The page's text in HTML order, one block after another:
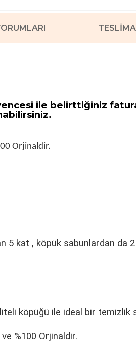
ile belirttiğiniz
Orjinaldir.
5 kat , köpük sabunlardan da
köpüğü ile ideal bir temizlik
%100 Orjinaldir.